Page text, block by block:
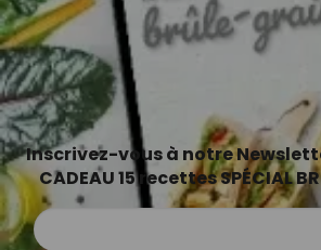
Inscrivez-vous à notre
CADEAU 15 recettes SPÉCIAL